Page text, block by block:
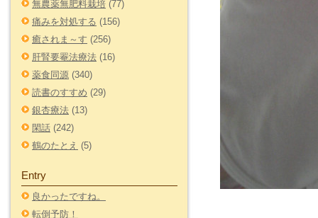
無農薬無肥料栽培 (77)
痛みを対処する (156)
癒されま～す (256)
肝腎要罨法療法 (16)
薬食同源 (340)
読書のすすめ (29)
銀杏療法 (13)
閑話 (242)
鶴のたとえ (5)
Entry
良かったですね。
転倒予防！